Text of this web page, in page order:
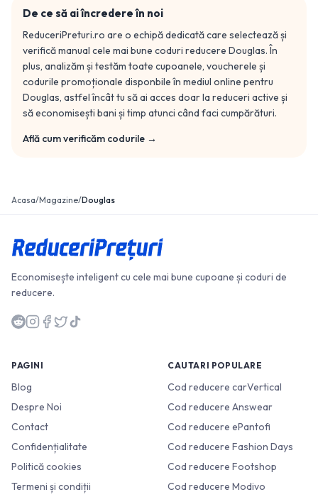
De ce să ai încredere în noi
ReduceriPreturi.ro are o echipă dedicată care selectează și
verifică manual cele mai bune coduri reducere Douglas. În
plus, analizăm și testăm toate cupoanele, voucherele și
codurile promoționale disponbile în mediul online pentru
Douglas, astfel încât tu să ai acces doar la reduceri active și
să economisești bani și timp atunci când faci cumpărături.
Află cum verificăm codurile →
Acasa/Magazine/Douglas
Economisește inteligent cu cele mai bune cupoane și coduri de
reducere.
PAGINI
Blog
Despre Noi
Contact
Confidențialitate
Politică cookies
Termeni și condiții
CAUTARI POPULARE
Cod reducere carVertical
Cod reducere Answear
Cod reducere ePantofi
Cod reducere Fashion Days
Cod reducere Footshop
Cod reducere Modivo